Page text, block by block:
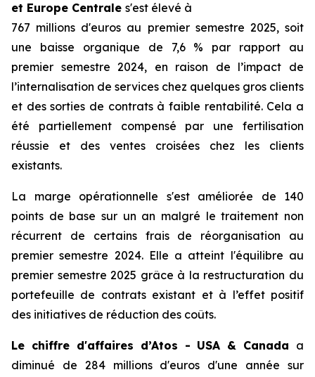
et Europe Centrale s'est élevé à
767 millions d'euros au premier semestre 2025, soit
une baisse organique de 7,6 % par rapport au
premier semestre 2024, en raison de l’impact de
l’internalisation de services chez quelques gros clients
et des sorties de contrats à faible rentabilité. Cela a
été partiellement compensé par une fertilisation
réussie et des ventes croisées chez les clients
existants.
La marge opérationnelle s'est améliorée de 140
points de base sur un an malgré le traitement non
récurrent de certains frais de réorganisation au
premier semestre 2024. Elle a atteint l'équilibre au
premier semestre 2025 grâce à la restructuration du
portefeuille de contrats existant et à l’effet positif
des initiatives de réduction des coûts.
Le chiffre d'affaires d’Atos - USA & Canada a
diminué de 284 millions d'euros d'une année sur